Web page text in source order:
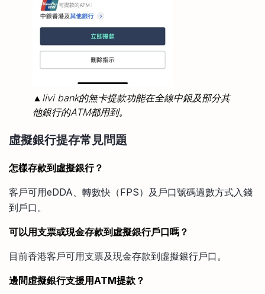
▲livi bank的無卡提款功能在全線中銀及部分其
他銀行的ATM都用到。
虛擬銀行提存常見問題
怎樣存款到虛擬銀行？
客戶可用eDDA、轉數快（FPS）及戶口號碼過數方式入錢
到戶口。
可以用支票或現金存款到虛擬銀行戶口嗎？
目前香港客戶可用支票及現金存款到虛擬銀行戶口。
邊間虛擬銀行支援用ATM提款？